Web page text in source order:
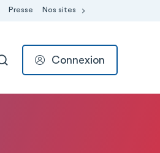
Presse Nos sites
RECHERCHER
Connexion